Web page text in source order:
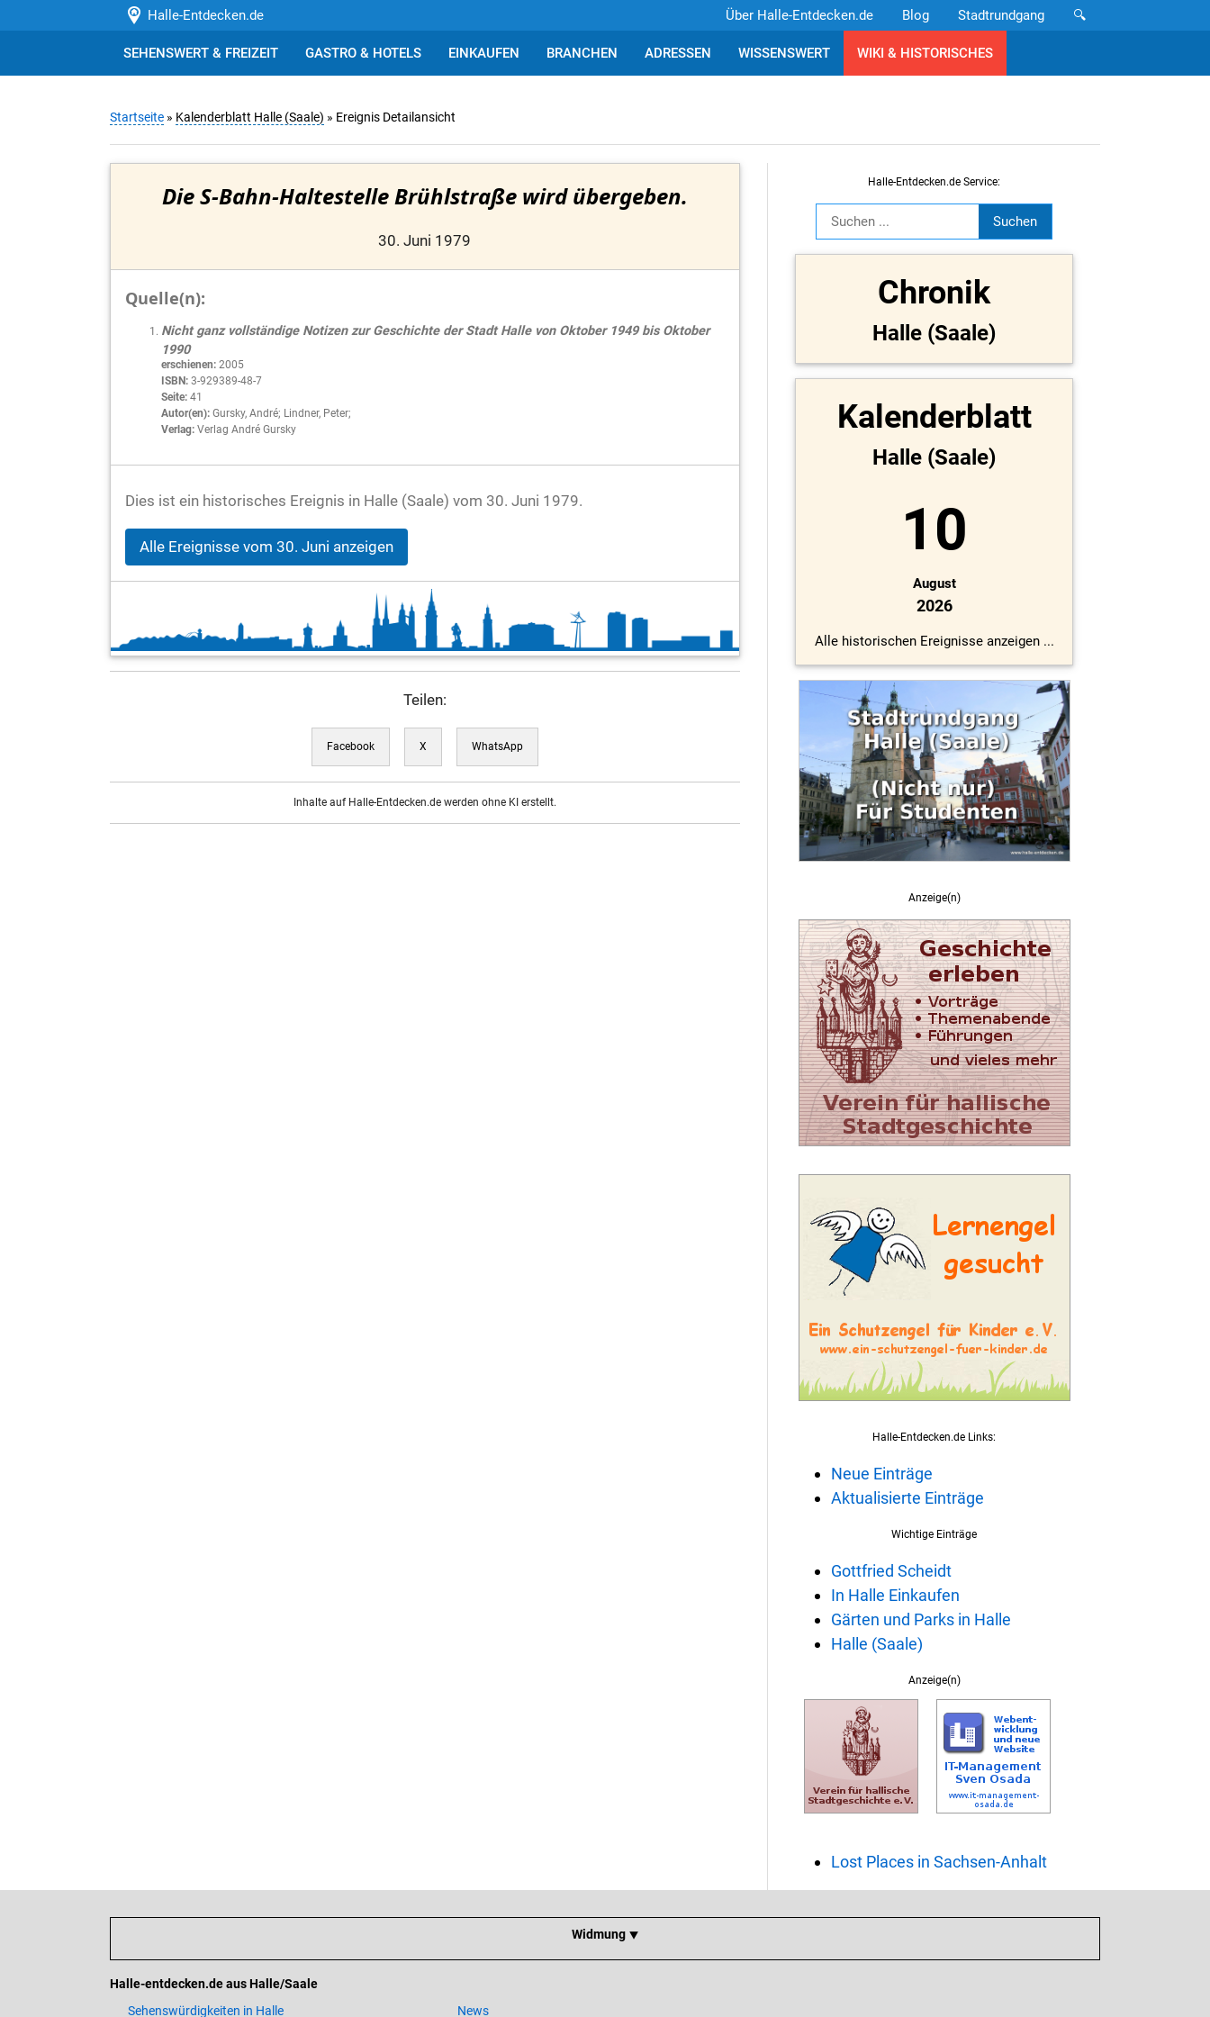
Halle-Entdecken.de 🔍
Stadtrundgang
Blog
Über Halle-Entdecken.de
SEHENSWERT & FREIZEIT GASTRO & HOTELS EINKAUFEN BRANCHEN ADRESSEN WISSENSWERT WIKI & HISTORISCHES
Startseite » Kalenderblatt Halle (Saale) » Ereignis Detailansicht
Die S-Bahn-Haltestelle Brühlstraße wird übergeben.
30. Juni 1979
Quelle(n):
Nicht ganz vollständige Notizen zur Geschichte der Stadt Halle von Oktober 1949 bis Oktober
1990
erschienen: 2005
ISBN: 3-929389-48-7
Seite: 41
Autor(en): Gursky, André; Lindner, Peter;
Verlag: Verlag André Gursky
Dies ist ein historisches Ereignis in Halle (Saale) vom 30. Juni 1979.
Alle Ereignisse vom 30. Juni anzeigen
Teilen:
Facebook X WhatsApp
Inhalte auf Halle-Entdecken.de werden ohne KI erstellt.
Halle-Entdecken.de Service:
Chronik
Halle (Saale)
Kalenderblatt
Halle (Saale)
10
August
2026
Alle historischen Ereignisse anzeigen ...
Anzeige(n)
Halle-Entdecken.de Links:
Neue Einträge
Aktualisierte Einträge
Wichtige Einträge
Gottfried Scheidt
In Halle Einkaufen
Gärten und Parks in Halle
Halle (Saale)
Anzeige(n)
Lost Places in Sachsen-Anhalt
Widmung ⯆
Halle-entdecken.de aus Halle/Saale
Sehenswürdigkeiten in Halle
News